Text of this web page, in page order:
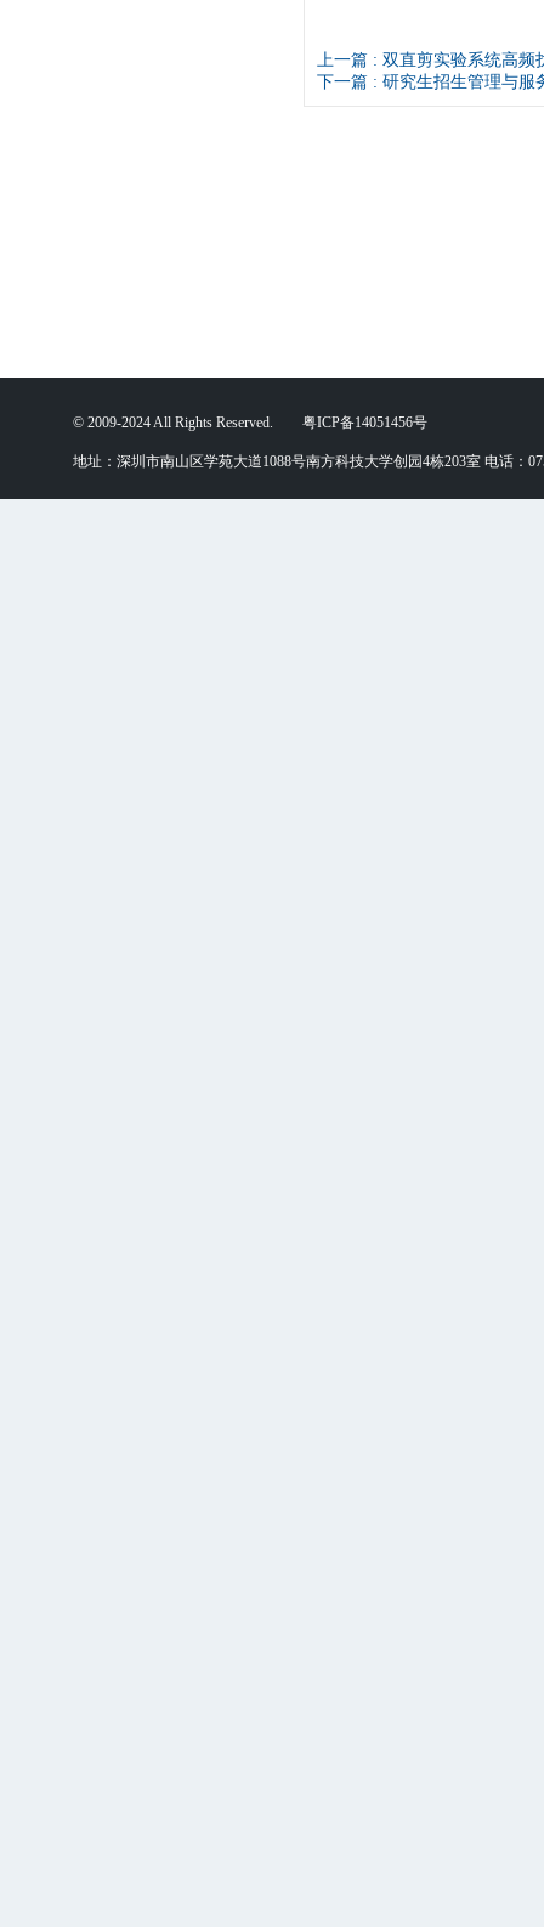
上一篇 : 双直剪实验系统高频
下一篇 : 研究生招生管理与服
© 2009-2024 All Rights Reserved. 粤ICP备14051456号
地址：深圳市南山区学苑大道1088号南方科技大学创园4栋203室 电话：